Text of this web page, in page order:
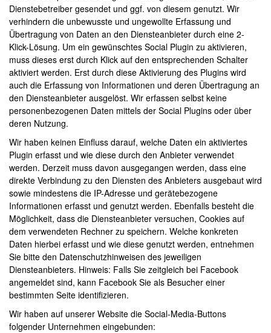
Dienstebetreiber gesendet und ggf. von diesem genutzt. Wir
verhindern die unbewusste und ungewollte Erfassung und
Übertragung von Daten an den Diensteanbieter durch eine 2-
Klick-Lösung. Um ein gewünschtes Social Plugin zu aktivieren,
muss dieses erst durch Klick auf den entsprechenden Schalter
aktiviert werden. Erst durch diese Aktivierung des Plugins wird
auch die Erfassung von Informationen und deren Übertragung an
den Diensteanbieter ausgelöst. Wir erfassen selbst keine
personenbezogenen Daten mittels der Social Plugins oder über
deren Nutzung.
Wir haben keinen Einfluss darauf, welche Daten ein aktiviertes
Plugin erfasst und wie diese durch den Anbieter verwendet
werden. Derzeit muss davon ausgegangen werden, dass eine
direkte Verbindung zu den Diensten des Anbieters ausgebaut wird
sowie mindestens die IP-Adresse und gerätebezogene
Informationen erfasst und genutzt werden. Ebenfalls besteht die
Möglichkeit, dass die Diensteanbieter versuchen, Cookies auf
dem verwendeten Rechner zu speichern. Welche konkreten
Daten hierbei erfasst und wie diese genutzt werden, entnehmen
Sie bitte den Datenschutzhinweisen des jeweiligen
Diensteanbieters. Hinweis: Falls Sie zeitgleich bei Facebook
angemeldet sind, kann Facebook Sie als Besucher einer
bestimmten Seite identifizieren.
Wir haben auf unserer Website die Social-Media-Buttons
folgender Unternehmen eingebunden: